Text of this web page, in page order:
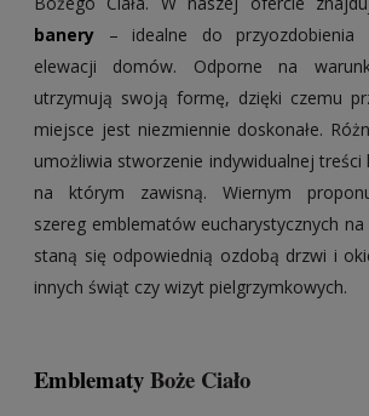
banery – idealne do przyozdobienia
elewacji domów. Odporne na
utrzymują swoją formę, dzięki czemu
miejsce jest niezmiennie doskonałe.
umożliwia stworzenie indywidualnej treści
na którym zawisną. Wiernym
szereg emblematów eucharystycznych
staną się odpowiednią ozdobą drzwi i
innych świąt czy wizyt pielgrzymkowych.
EmblematyBoże Ciało